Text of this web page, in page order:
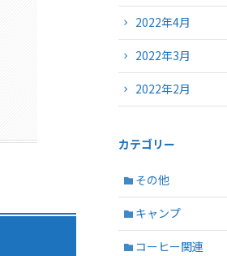
2022年4月
2022年3月
2022年2月
カテゴリー
その他
キャンプ
コーヒー関連